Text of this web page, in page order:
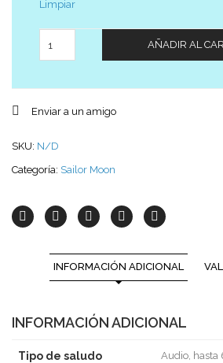
Limpiar
AÑADIR AL
Enviar a un amigo
SKU: N/D
Categoría: Sailor Moon
INFORMACIÓN ADICIONAL
INFORMACIÓN ADICIONAL
Tipo de saludo Audio, hasta